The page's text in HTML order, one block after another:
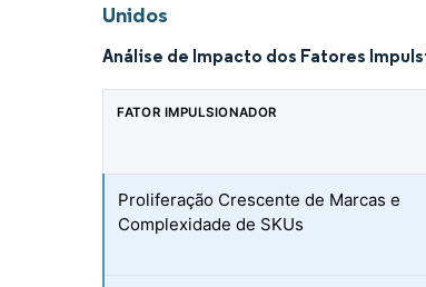
Unidos
Análise de Impacto dos Fatores
FATOR IMPULSIONADOR
Proliferação Crescente de Marcas e
Complexidade de SKUs